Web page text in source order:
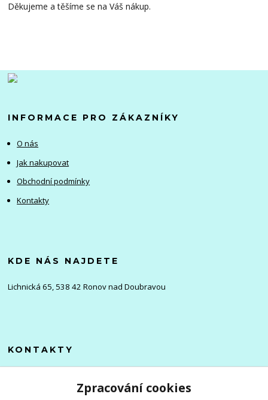
Děkujeme a těšíme se na Váš nákup.
INFORMACE PRO ZÁKAZNÍKY
O nás
Jak nakupovat
Obchodní podmínky
Kontakty
KDE NÁS NAJDETE
Lichnická 65, 538 42 Ronov nad Doubravou
KONTAKTY
+420 705 976 386Zpracování cookies